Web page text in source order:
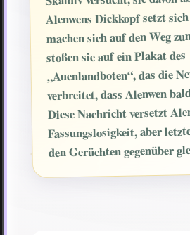
Alenwens Dickkopf setzt
machen sich auf den Weg
stoßen sie auf ein Plakat des
„Auenlandboten“, das die
verbreitet, dass Alenwen
Diese Nachricht versetzt
Fassungslosigkeit, aber
den Gerüchten gegenüber